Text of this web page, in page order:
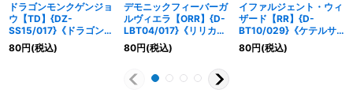
ドラゴンモンクゲンジョ
ウ【TD】{DZ-
SS15/017}《ドラゴンエ
ンパイア》
80円(税込)
デモニックフィーバーガ
ルヴィエラ【ORR】{D-
LBT04/017}《リリカル
モナステリオ》
80円(税込)
イファルジェント・ウィ
ザード【RR】{D-
BT10/029}《ケテルサ
ンクチュアリ》
80円(税込)